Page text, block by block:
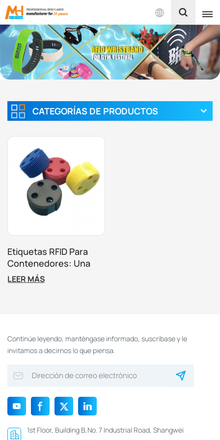
Español
English
Español
CATEGORÍAS DE PRODUCTOS
Etiquetas RFID Para
Contenedores: Una
Solución Automatizada
Y Duradera Para El
LEER MÁS
Continúe leyendo, manténgase informado, suscríbase y le
invitamos a decirnos lo que piensa.
1st Floor, Building B,No. 7 Industrial Road, Shangwei